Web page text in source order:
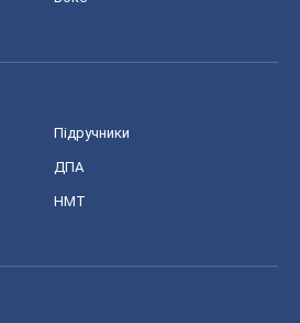
Підручники
ДПА
НМТ